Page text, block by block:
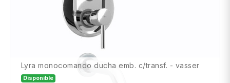
lyra monocomando ducha emb. c/transf. - vasser
Disponible